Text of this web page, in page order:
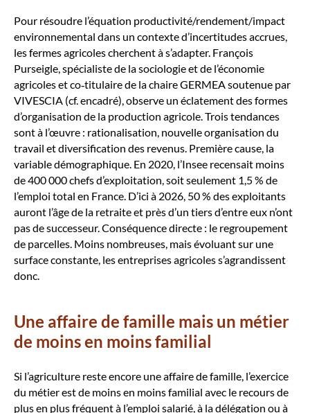
Pour résoudre l’équation productivité/rendement/impact
environnemental dans un contexte d’incertitudes accrues,
les fermes agricoles cherchent à s’adapter. François
Purseigle, spécialiste de la sociologie et de l’économie
agricoles et co‑titulaire de la chaire GERMEA soutenue par
VIVESCIA (cf. encadré), observe un éclatement des formes
d’organisation de la production agricole. Trois tendances
sont à l’œuvre : rationalisation, nouvelle organisation du
travail et diversification des revenus. Première cause, la
variable démographique. En 2020, l’Insee recensait moins
de 400 000 chefs d’exploitation, soit seulement 1,5 % de
l’emploi total en France. D’ici à 2026, 50 % des exploitants
auront l’âge de la retraite et près d’un tiers d’entre eux n’ont
pas de successeur. Conséquence directe : le regroupement
de parcelles. Moins nombreuses, mais évoluant sur une
surface constante, les entreprises agricoles s’agrandissent
donc.
Une affaire de famille mais un métier
de moins en moins familial
Si l’agriculture reste encore une affaire de famille, l’exercice
du métier est de moins en moins familial avec le recours de
plus en plus fréquent à l’emploi salarié, à la délégation ou à